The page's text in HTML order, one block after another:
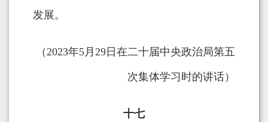
发展。
（2023年5月29日在二十届中央政治局第五
次集体学习时的讲话）
十七